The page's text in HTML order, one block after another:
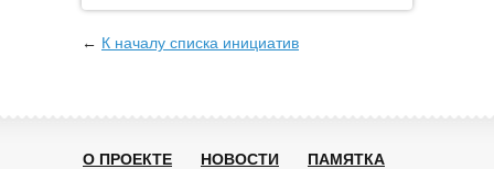
← К началу списка инициатив
О ПРОЕКТЕ НОВОСТИ
ПАМЯТКА